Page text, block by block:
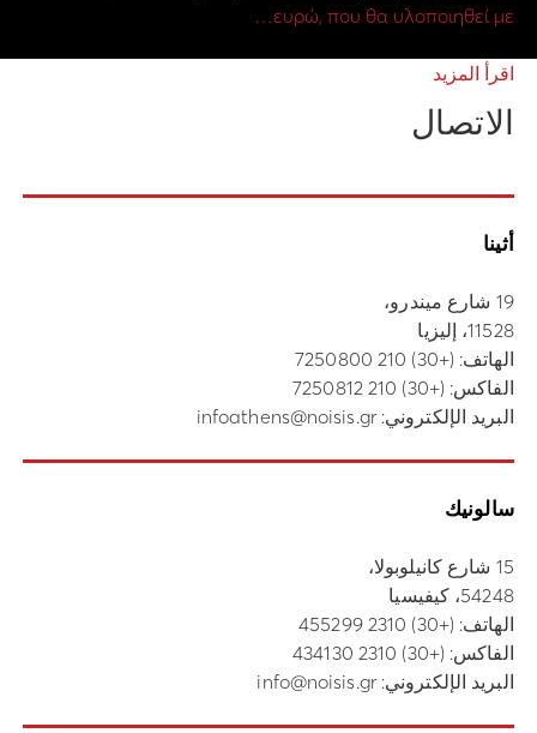
ευρώ, που θα υλοποιηθεί με…
اقرأ المزيد
الاتصال
أثينا
19 شارع ميندرو،
11528، إليزيا
الهاتف: (+30) 210 7250800
الفاكس: (+30) 210 7250812
البريد الإلكتروني:infoathens@noisis.gr
سالونيك
15 شارع كانيلوبولا،
54248، كيفيسيا
الهاتف: (+30) 2310 455299
الفاكس: (+30) 2310 434130
البريد الإلكتروني:info@noisis.gr